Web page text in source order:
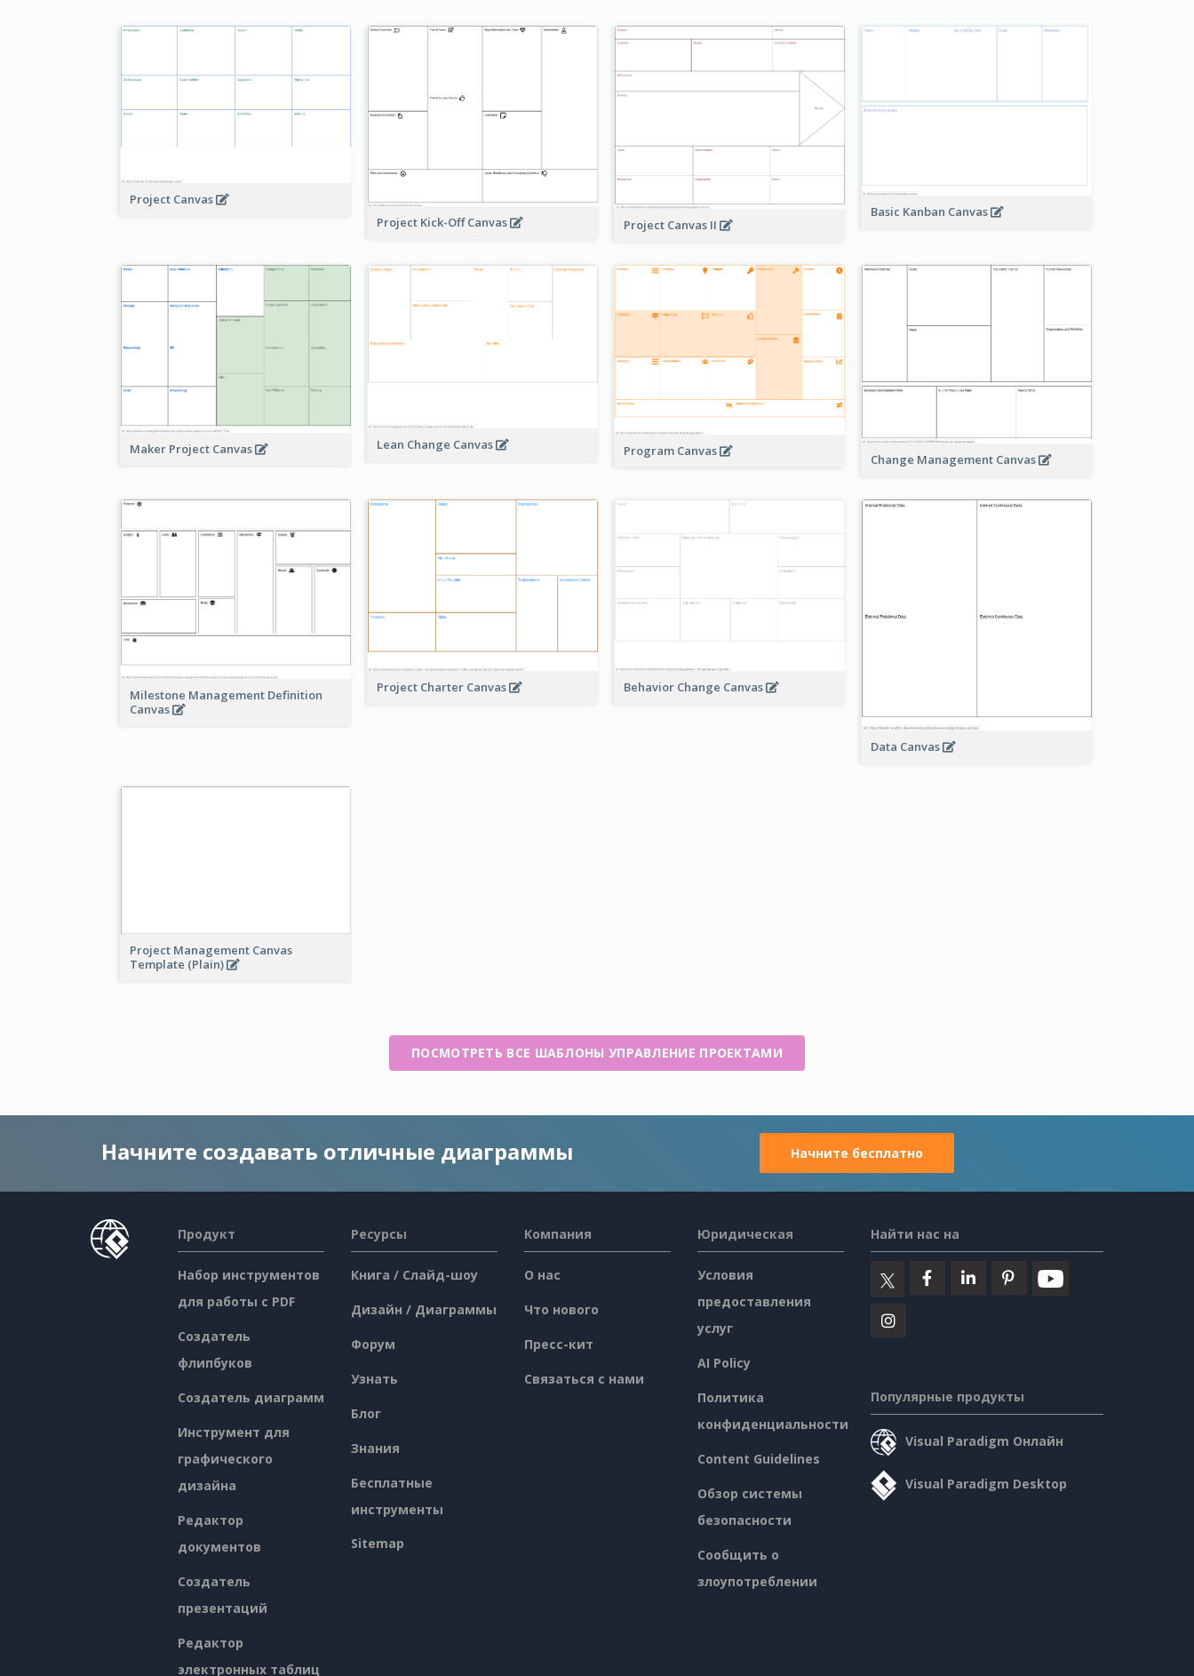
Project Canvas
Project Kick-Off Canvas
Project Canvas II
Basic Kanban Canvas
Maker Project Canvas Lean Change Canvas Program Canvas
Change Management Canvas
Milestone Management Definition
Canvas
Project Charter Canvas Behavior Change Canvas
Data Canvas
Project Management Canvas
Template (Plain)
ПОСМОТРЕТЬ ВСЕ ШАБЛОНЫ УПРАВЛЕНИЕ ПРОЕКТАМИ
Начните создавать отличные диаграммы Начните бесплатно
Продукт
Набор инструментов
для работы с PDF
Создатель
флипбуков
Создатель диаграмм
Инструмент для
графического
дизайна
Редактор
документов
Создатель
презентаций
Редактор
электронных таблиц
Ресурсы
Книга / Слайд-шоу
Дизайн / Диаграммы
Форум
Узнать
Блог
Знания
Бесплатные
инструменты
Sitemap
Компания
О нас
Что нового
Пресс-кит
Связаться с нами
Юридическая
Условия
предоставления
услуг
AI Policy
Политика
конфиденциальности
Content Guidelines
Обзор системы
безопасности
Сообщить о
злоупотреблении
Найти нас на
Популярные продукты
Visual Paradigm Онлайн
Visual Paradigm Desktop